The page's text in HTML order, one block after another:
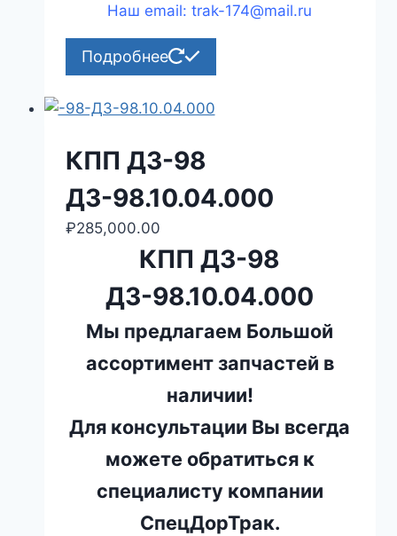
Наш email: trak-174@mail.ru
Подробнее
КПП ДЗ-98
ДЗ-98.10.04.000
₽285,000.00
КПП ДЗ-98
ДЗ-98.10.04.000
Мы предлагаем Большой
ассортимент запчастей в
наличии!
Для консультации Вы всегда
можете обратиться к
специалисту компании
СпецДорТрак.